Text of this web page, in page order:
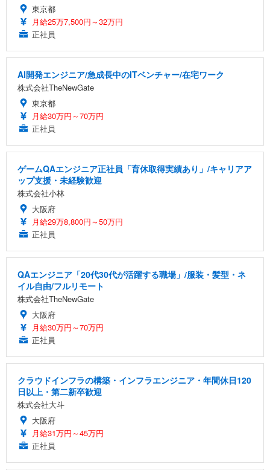
東京都
月給25万7,500円～32万円
正社員
AI開発エンジニア/急成長中のITベンチャー/在宅ワーク
株式会社TheNewGate
東京都
月給30万円～70万円
正社員
ゲームQAエンジニア正社員「育休取得実績あり」/キャリアア
ップ支援・未経験歓迎
株式会社小林
大阪府
月給29万8,800円～50万円
正社員
QAエンジニア「20代30代が活躍する職場」/服装・髪型・ネ
イル自由/フルリモート
株式会社TheNewGate
大阪府
月給30万円～70万円
正社員
クラウドインフラの構築・インフラエンジニア・年間休日120
日以上・第二新卒歓迎
株式会社大斗
大阪府
月給31万円～45万円
正社員